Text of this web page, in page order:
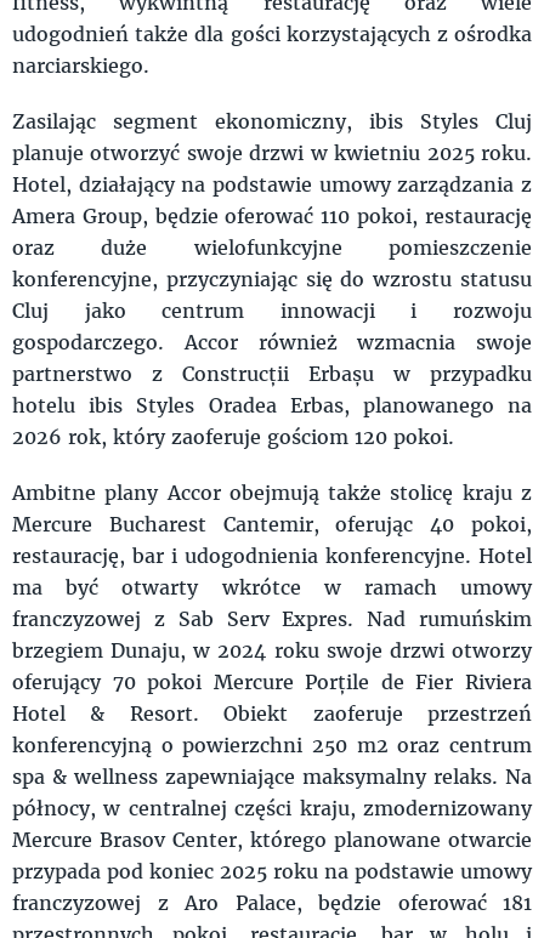
udogodnień także dla gości korzystających z ośrodka
narciarskiego.
Zasilając segment ekonomiczny, ibis Styles Cluj
planuje otworzyć swoje drzwi w kwietniu 2025 roku.
Hotel, działający na podstawie umowy zarządzania z
Amera Group, będzie oferować 110 pokoi, restaurację
oraz duże wielofunkcyjne pomieszczenie
konferencyjne, przyczyniając się do wzrostu statusu
Cluj jako centrum innowacji i rozwoju
gospodarczego. Accor również wzmacnia swoje
partnerstwo z Construcții Erbașu w przypadku
hotelu ibis Styles Oradea Erbas, planowanego na
2026 rok, który zaoferuje gościom 120 pokoi.
Ambitne plany Accor obejmują także stolicę kraju z
Mercure Bucharest Cantemir, oferując 40 pokoi,
restaurację, bar i udogodnienia konferencyjne. Hotel
ma być otwarty wkrótce w ramach umowy
franczyzowej z Sab Serv Expres. Nad rumuńskim
brzegiem Dunaju, w 2024 roku swoje drzwi otworzy
oferujący 70 pokoi Mercure Porțile de Fier Riviera
Hotel & Resort. Obiekt zaoferuje przestrzeń
konferencyjną o powierzchni 250 m2 oraz centrum
spa & wellness zapewniające maksymalny relaks. Na
północy, w centralnej części kraju, zmodernizowany
Mercure Brasov Center, którego planowane otwarcie
przypada pod koniec 2025 roku na podstawie umowy
franczyzowej z Aro Palace, będzie oferować 181